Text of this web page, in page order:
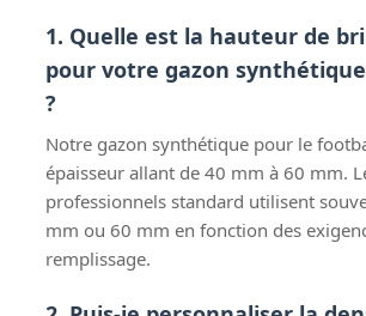
1. Quelle est la hauteur de
pour votre gazon
?
Notre gazon synthétique pour le
épaisseur allant de 40 mm à 60 mm.
professionnels standard utilisent
mm ou 60 mm en fonction des
remplissage.